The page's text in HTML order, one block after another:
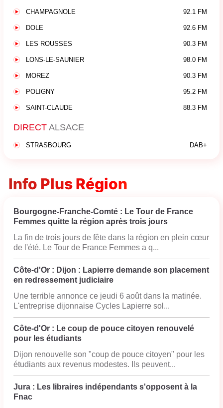
CHAMPAGNOLE 92.1 FM
DOLE 92.6 FM
LES ROUSSES 90.3 FM
LONS-LE-SAUNIER 98.0 FM
MOREZ 90.3 FM
POLIGNY 95.2 FM
SAINT-CLAUDE 88.3 FM
DIRECT ALSACE
STRASBOURG DAB+
Info Plus Région
Bourgogne-Franche-Comté : Le Tour de France
Femmes quitte la région après trois jours
La fin de trois jours de fête dans la région en plein cœur
de l'été. Le Tour de France Femmes a q...
Côte-d'Or : Dijon : Lapierre demande son placement
en redressement judiciaire
Une terrible annonce ce jeudi 6 août dans la matinée.
L'entreprise dijonnaise Cycles Lapierre sol...
Côte-d'Or : Le coup de pouce citoyen renouvelé
pour les étudiants
Dijon renouvelle son "coup de pouce citoyen" pour les
étudiants aux revenus modestes. Ils peuvent...
Jura : Les libraires indépendants s'opposent à la
Fnac